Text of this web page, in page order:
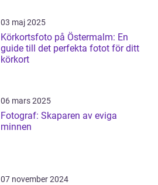
03 maj 2025
Körkortsfoto på Östermalm: En
guide till det perfekta fotot för ditt
körkort
06 mars 2025
Fotograf: Skaparen av eviga
minnen
07 november 2024